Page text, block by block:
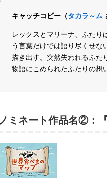
キャッチコピー（タカラ～ム
レックスとマリーナ、ふた
う言葉だけでは語り尽くせ
描き出す。突然失われるふた
物語にこめられたふたりの想
ノミネート作品名②：